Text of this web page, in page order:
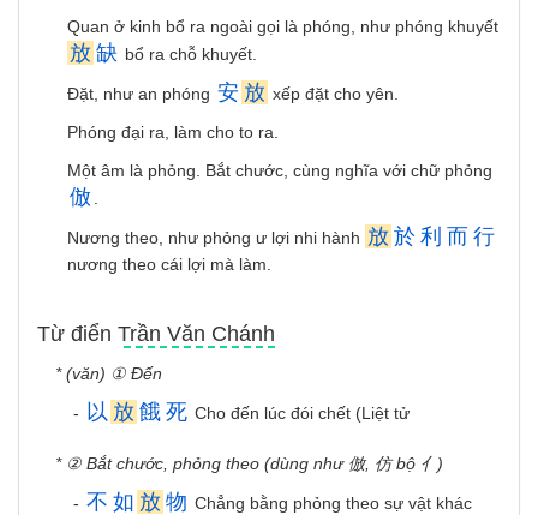
Quan ở kinh bổ ra ngoài gọi là phóng, như phóng khuyết
放 缺 bổ ra chỗ khuyết.
Ðặt, như an phóng 安 放 xếp đặt cho yên.
Phóng đại ra, làm cho to ra.
Một âm là phỏng. Bắt chước, cùng nghĩa với chữ phỏng
倣
Nương theo, như phỏng ư lợi nhi hành 放 於 利 而 行
nương theo cái lợi mà làm.
Từ điển Trần Văn Chánh
* (văn) ① Đến
- 以 放 餓 死 Cho đến lúc đói chết (Liệt tử
* ② Bắt chước, phỏng theo (dùng như 倣, 仿 bộ 亻)
- 不 如 放 物 Chẳng bằng phỏng theo sự vật khác